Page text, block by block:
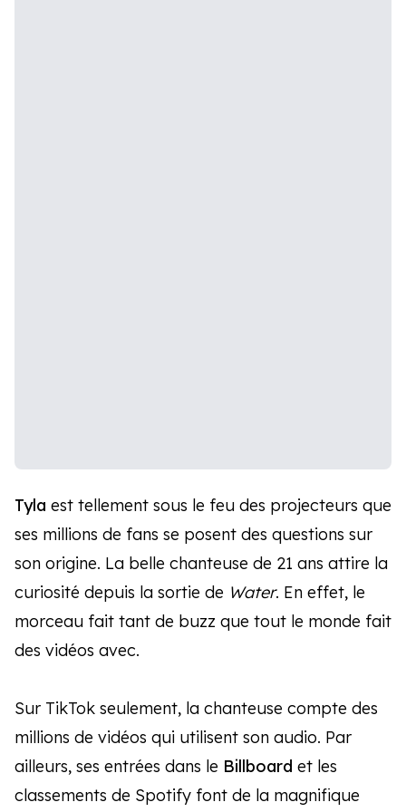
Tyla est tellement sous le feu des projecteurs que
ses millions de fans se posent des questions sur
son origine. La belle chanteuse de 21 ans attire la
curiosité depuis la sortie de Water. En effet, le
morceau fait tant de buzz que tout le monde fait
des vidéos avec.
Sur TikTok seulement, la chanteuse compte des
millions de vidéos qui utilisent son audio. Par
ailleurs, ses entrées dans le Billboard et les
classements de Spotify font de la magnifique